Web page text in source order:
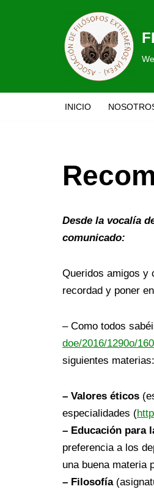
INICIO
Desde la vocalía
comunicado:
Queridos amigos y
recordad y poner
– Como todos
doe/2016/1290o/
siguientes materias:
– Valores éticos
especialidades (
– Educación para
preferencia a los
una buena materia
– Filosofía